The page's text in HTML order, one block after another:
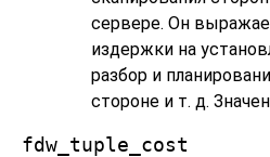
сервере. Он
издержки на
разбор и
стороне и т. д.
fdw_tuple_cost